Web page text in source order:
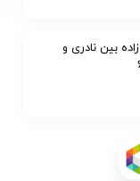
بین نادری و